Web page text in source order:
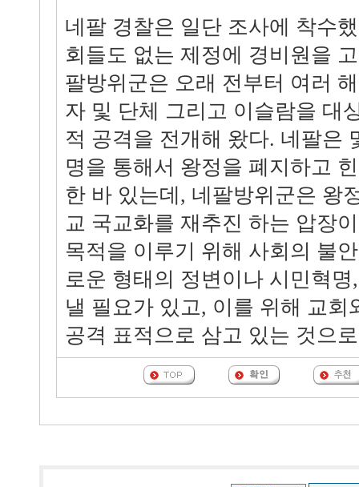
네팔 경찰은 일단 조사에 착수
회들도 없는 제정에 경비원을
팔방위군은 오래 전부터 여러
자 및 단체 그리고 이슬람을 대
적 공격을 전개해 왔다. 네팔은
명을 통해서 왕정을 폐지하고
한 바 있는데, 네팔방위군은 왕
교 국교화를 재추진 하는 압장
목적을 이루기 위해 사회의 불
로운 형태의 정변이나 시민혁
낼 필요가 있고, 이를 위해 교회
공격 표적으로 삼고 있는 것으